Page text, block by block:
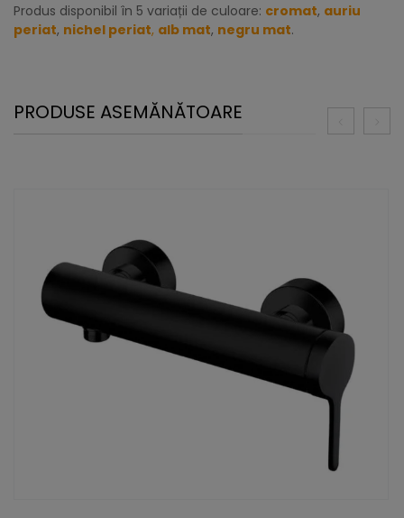
Produs disponibil în 5 variații de culoare: cromat, auriu
periat, nichel periat, alb mat, negru mat.
PRODUSE ASEMĂNĂTOARE